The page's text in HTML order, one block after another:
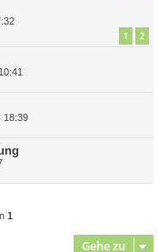
1 2
18:39
1
Gehe zu